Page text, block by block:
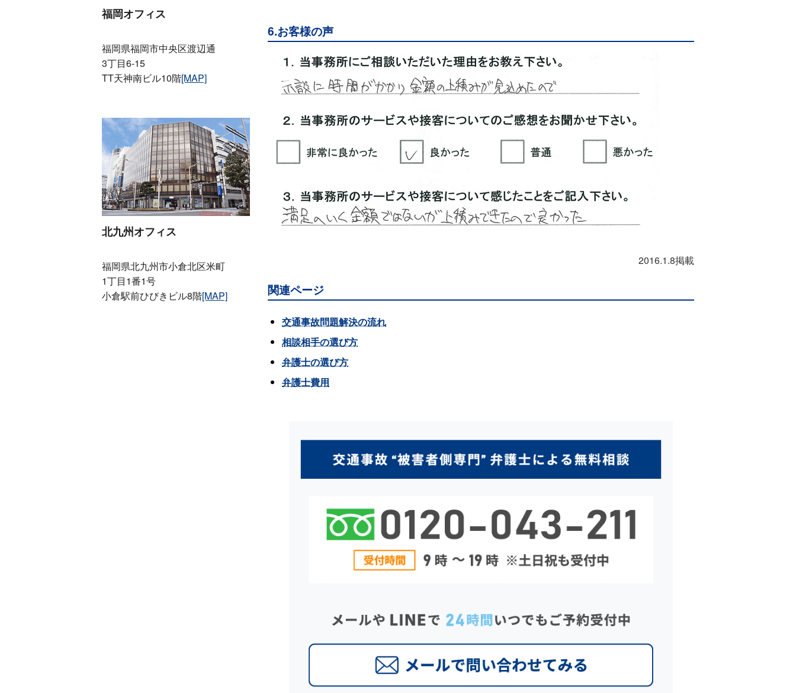
6.お客様の声
2016.1.8掲載
関連ページ
交通事故問題解決の流れ
相談相手の選び方
弁護士の選び方
弁護士費用
福岡オフィス
福岡県福岡市中央区渡辺通
3丁目6-15
TT天神南ビル10階[MAP]
北九州オフィス
福岡県北九州市小倉北区米町
1丁目1番1号
小倉駅前ひびきビル8階[MAP]